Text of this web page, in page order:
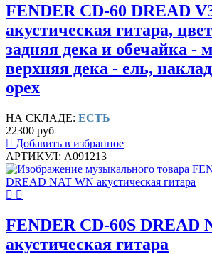
FENDER CD-60 DREAD
акустическая гитара,
задняя дека и обечайка -
верхняя дека - ель,
орех
НА СКЛАДЕ: ЕСТЬ
22300 руб
Добавить в избранное
АРТИКУЛ: A091213
FENDER CD-60S DREAD
акустическая гитара